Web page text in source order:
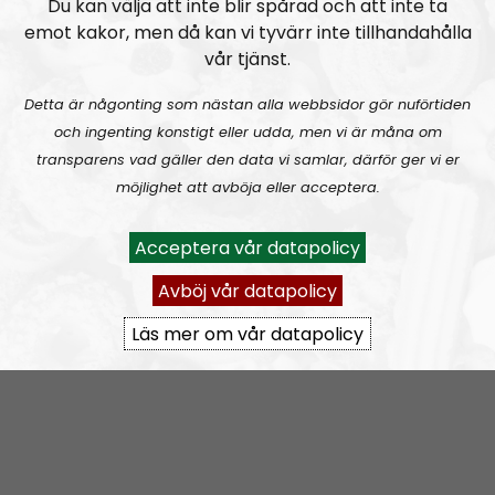
Kom gärna med tips på innehåll; ideologiska
funderingar och/eller personliga frågor till Lindberg.
ledarperspektiv@nordiskradio.se
Prenumerera på Ledarperspektiv medRSS
https://nordiskradio.se/?format=mp3-
rss&show=ledarperspektiv
Ledarperspektiv #96:Based eller woke? Cancel-kultur, vänsterextremister och lite terror
Du kan välja att inte blir spårad och att inte ta
emot kakor, men då kan vi tyvärr inte tillhandahålla
vår tjänst.
Detta är någonting som nästan alla webbsidor gör nuförtiden
och ingenting konstigt eller udda, men vi är måna om
transparens vad gäller den data vi samlar, därför ger vi er
möjlighet att avböja eller acceptera.
Acceptera vår datapolicy
Avböj vår datapolicy
Läs mer om vår datapolicy